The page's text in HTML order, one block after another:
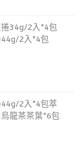
34g/2入*4包
2入*4包
2入*4包萃
龍茶茶葉*6包